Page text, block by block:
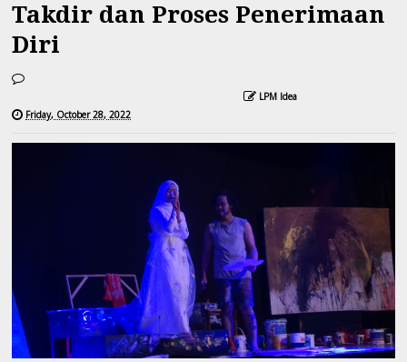
Takdir dan Proses Penerimaan
Diri
LPM Idea
Friday, October 28, 2022